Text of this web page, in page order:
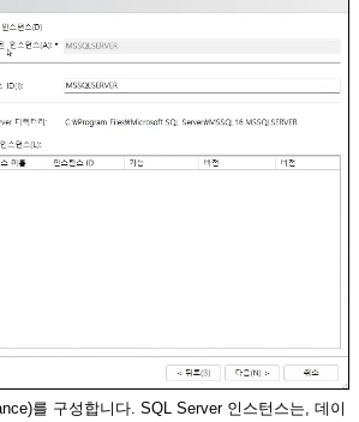
를 구성합니다. SQL Server 인스턴스는, 데이